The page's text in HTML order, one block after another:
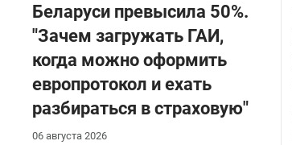
Беларуси превысила 50%.
"Зачем загружать ГАИ,
когда можно оформить
европротокол и ехать
разбираться в страховую"
06 августа 2026